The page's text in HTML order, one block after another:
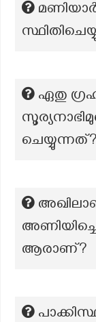
ഏതു
ചെയ്യുന്നത്?
ആരാണ്?